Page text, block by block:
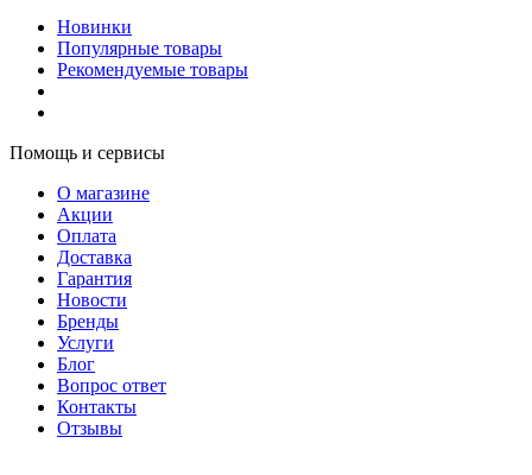
Новинки
Популярные товары
Рекомендуемые товары
Помощь и сервисы
О магазине
Акции
Оплата
Доставка
Гарантия
Новости
Бренды
Услуги
Блог
Вопрос ответ
Контакты
Отзывы